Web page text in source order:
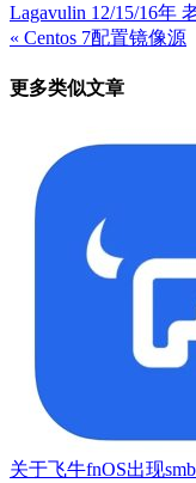
文
章
导
Lagavulin 12/15/16年
« Centos 7配置镜像源
更多类似文章
关于飞牛fnOS出现